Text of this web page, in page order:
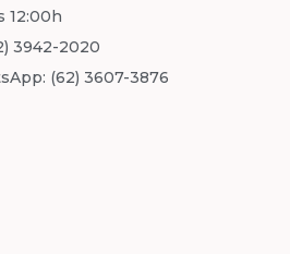
12:00h
3942-2020
(62) 3607-3876